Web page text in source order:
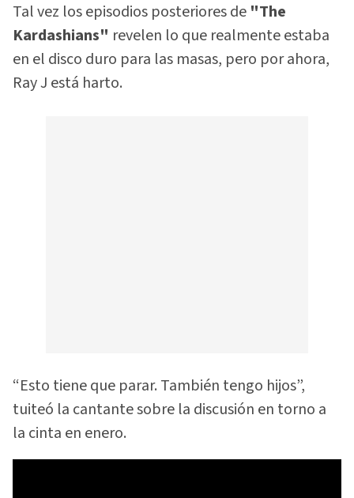
Tal vez los episodios posteriores de "The
Kardashians" revelen lo que realmente estaba
en el disco duro para las masas, pero por ahora,
Ray J está harto.
“Esto tiene que parar. También tengo hijos”,
tuiteó la cantante sobre la discusión en torno a
la cinta en enero.